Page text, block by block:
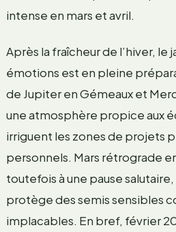
intense en mars et avril.
Après la fraîcheur de l’hiver, le
émotions est en pleine
de Jupiter en Gémeaux et
une atmosphère propice aux
irriguent les zones de projets
personnels. Mars rétrograde
toutefois à une pause
protège des semis sensibles
implacables. En bref, février